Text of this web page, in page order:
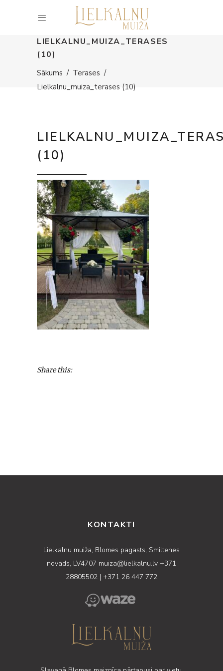
LIELKALNU_MUIZA_TERASES
(10)
Sākums / Terases /
Lielkalnu_muiza_terases (10)
(10)
Share this:
KONTAKTI
Lielkalnu muiža, Blomes pagasts, Smiltenes
novads, LV4707 muiza@lielkalnu.lv +371
28805502 | +371 26 447 772